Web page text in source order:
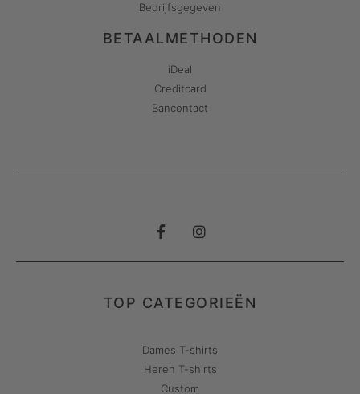
Bedrijfsgegeven
BETAALMETHODEN
iDeal
Creditcard
Bancontact
TOP CATEGORIEËN
Dames T-shirts
Heren T-shirts
Custom